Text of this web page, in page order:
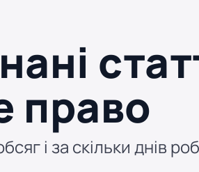
право
і за скільки днів